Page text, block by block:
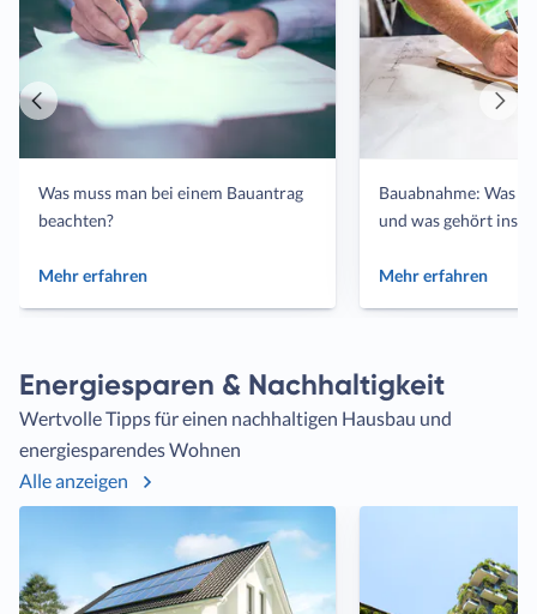
Was muss man bei einem Bauantrag
beachten?
Mehr erfahren
Bauabnahme: Was
und was gehört ins
Mehr erfahren
Vorheriger
Energiesparen & Nachhaltigkeit
Wertvolle Tipps für einen nachhaltigen Hausbau und
energiesparendes Wohnen
Alle anzeigen